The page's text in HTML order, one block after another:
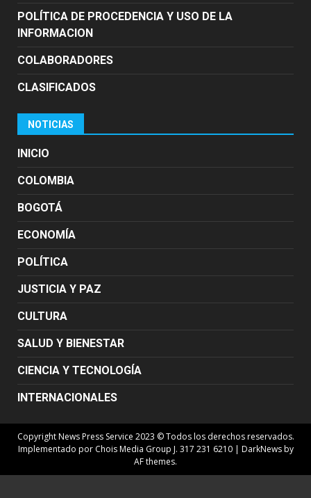
POLÍTICA DE PROCEDENCIA Y USO DE LA
INFORMACION
COLABORADORES
CLASIFICADOS
NOTICIAS
INICIO
COLOMBIA
BOGOTÁ
ECONOMÍA
POLÍTICA
JUSTICIA Y PAZ
CULTURA
SALUD Y BIENESTAR
CIENCIA Y TECNOLOGÍA
INTERNACIONALES
Copyright News Press Service 2023 © Todos los derechos reservados.
Implementado por Chois Media Group J. 317 231 6210 | DarkNewsby
AF themes.